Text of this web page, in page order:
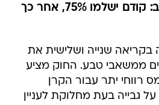
אמור לשים קץ למצב: קודם ישלמו 75%, אחר כך
שנייה ושלישית את
ממשאבי טבע. החוק מציע
מס רווחי יתר עבור הקרן
גבייה בעת מחלוקת לעניין